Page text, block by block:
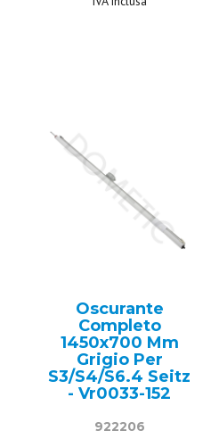
Oscurante
Completo
1450x700 Mm
Grigio Per
S3/S4/S6.4 Seitz
- Vr0033-152
922206